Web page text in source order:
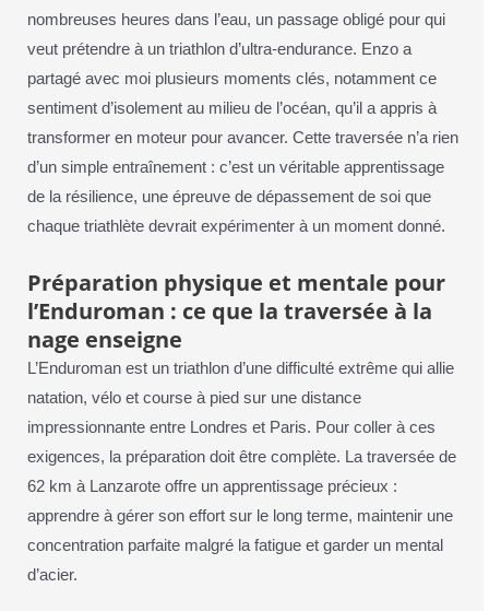
nombreuses heures dans l’eau, un passage obligé pour qui
veut prétendre à un triathlon d’ultra-endurance. Enzo a
partagé avec moi plusieurs moments clés, notamment ce
sentiment d’isolement au milieu de l’océan, qu’il a appris à
transformer en moteur pour avancer. Cette traversée n’a rien
d’un simple entraînement : c’est un véritable apprentissage
de la résilience, une épreuve de dépassement de soi que
chaque triathlète devrait expérimenter à un moment donné.
Préparation physique et mentale pour
l’Enduroman : ce que la traversée à la
nage enseigne
L’Enduroman est un triathlon d’une difficulté extrême qui allie
natation, vélo et course à pied sur une distance
impressionnante entre Londres et Paris. Pour coller à ces
exigences, la préparation doit être complète. La traversée de
62 km à Lanzarote offre un apprentissage précieux :
apprendre à gérer son effort sur le long terme, maintenir une
concentration parfaite malgré la fatigue et garder un mental
d’acier.